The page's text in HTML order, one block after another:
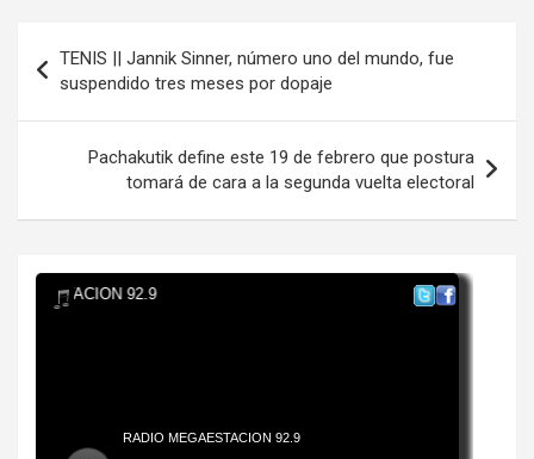
de
entradas
TENIS || Jannik Sinner, número uno del mundo, fue
suspendido tres meses por dopaje
Pachakutik define este 19 de febrero que postura
tomará de cara a la segunda vuelta electoral